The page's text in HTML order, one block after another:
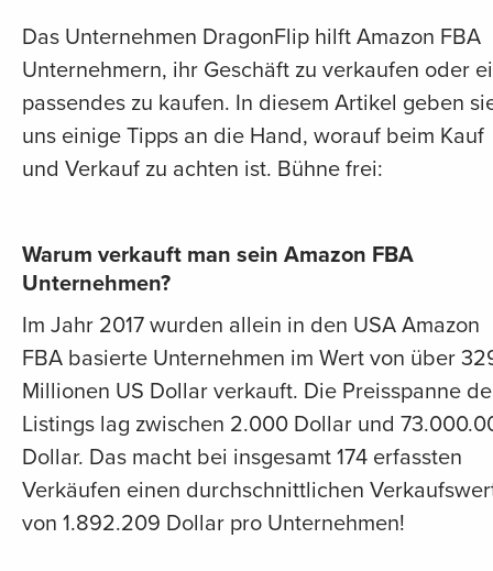
Das Unternehmen DragonFlip hilft Amazon FBA
Unternehmern, ihr Geschäft zu verkaufen oder
passendes zu kaufen. In diesem Artikel geben
uns einige Tipps an die Hand, worauf beim Kauf
und Verkauf zu achten ist. Bühne frei:
Warum verkauft man sein Amazon FBA
Unternehmen?
Im Jahr 2017 wurden allein in den USA Amazon
FBA basierte Unternehmen im Wert von über
Millionen US Dollar verkauft. Die Preisspanne
Listings lag zwischen 2.000 Dollar und
Dollar. Das macht bei insgesamt 174 erfassten
Verkäufen einen durchschnittlichen
von 1.892.209 Dollar pro Unternehmen!